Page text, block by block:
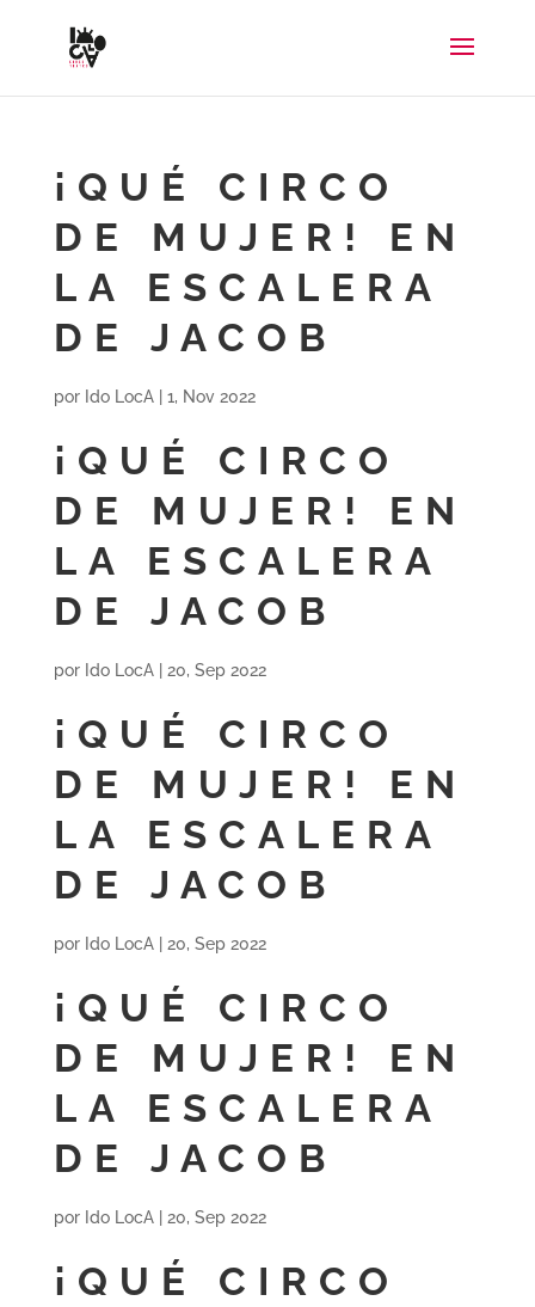
¡QUÉ CIRCO
DE MUJER! EN
LA ESCALERA
DE JACOB
por Ido LocA| 1, Nov 2022
¡QUÉ CIRCO
DE MUJER! EN
LA ESCALERA
DE JACOB
por Ido LocA| 20, Sep 2022
¡QUÉ CIRCO
DE MUJER! EN
LA ESCALERA
DE JACOB
por Ido LocA| 20, Sep 2022
¡QUÉ CIRCO
DE MUJER! EN
LA ESCALERA
DE JACOB
por Ido LocA| 20, Sep 2022
¡QUÉ CIRCO